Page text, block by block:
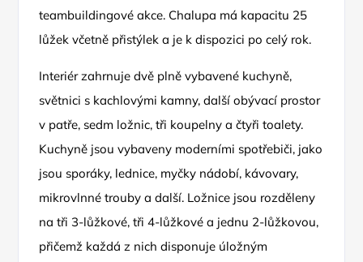
teambuildingové akce. Chalupa má kapacitu 25
lůžek včetně přistýlek a je k dispozici po celý rok.
Interiér zahrnuje dvě plně vybavené kuchyně,
světnici s kachlovými kamny, další obývací prostor
v patře, sedm ložnic, tři koupelny a čtyři toalety.
Kuchyně jsou vybaveny moderními spotřebiči, jako
jsou sporáky, lednice, myčky nádobí, kávovary,
mikrovlnné trouby a další. Ložnice jsou rozděleny
na tři 3-lůžkové, tři 4-lůžkové a jednu 2-lůžkovou,
přičemž každá z nich disponuje úložným